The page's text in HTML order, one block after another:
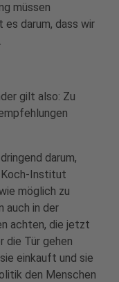
müssen
darum, dass wir
gilt also: Zu
darum,
Koch-Institut
möglich zu
auch in der
achten, die jetzt
die Tür gehen
einkauft und sie
den Menschen